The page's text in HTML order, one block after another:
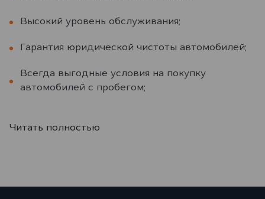
Высокий уровень обслуживания;
Гарантия юридической чистоты автомобилей;
Всегда выгодные условия на покупку
автомобилей с пробегом;
Читать полностью